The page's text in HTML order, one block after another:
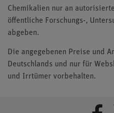
Chemikalien nur an
öffentliche Forschungs-,
abgeben.
Die angegebenen Preise und
Deutschlands und nur für
und Irrtümer vorbehalten.